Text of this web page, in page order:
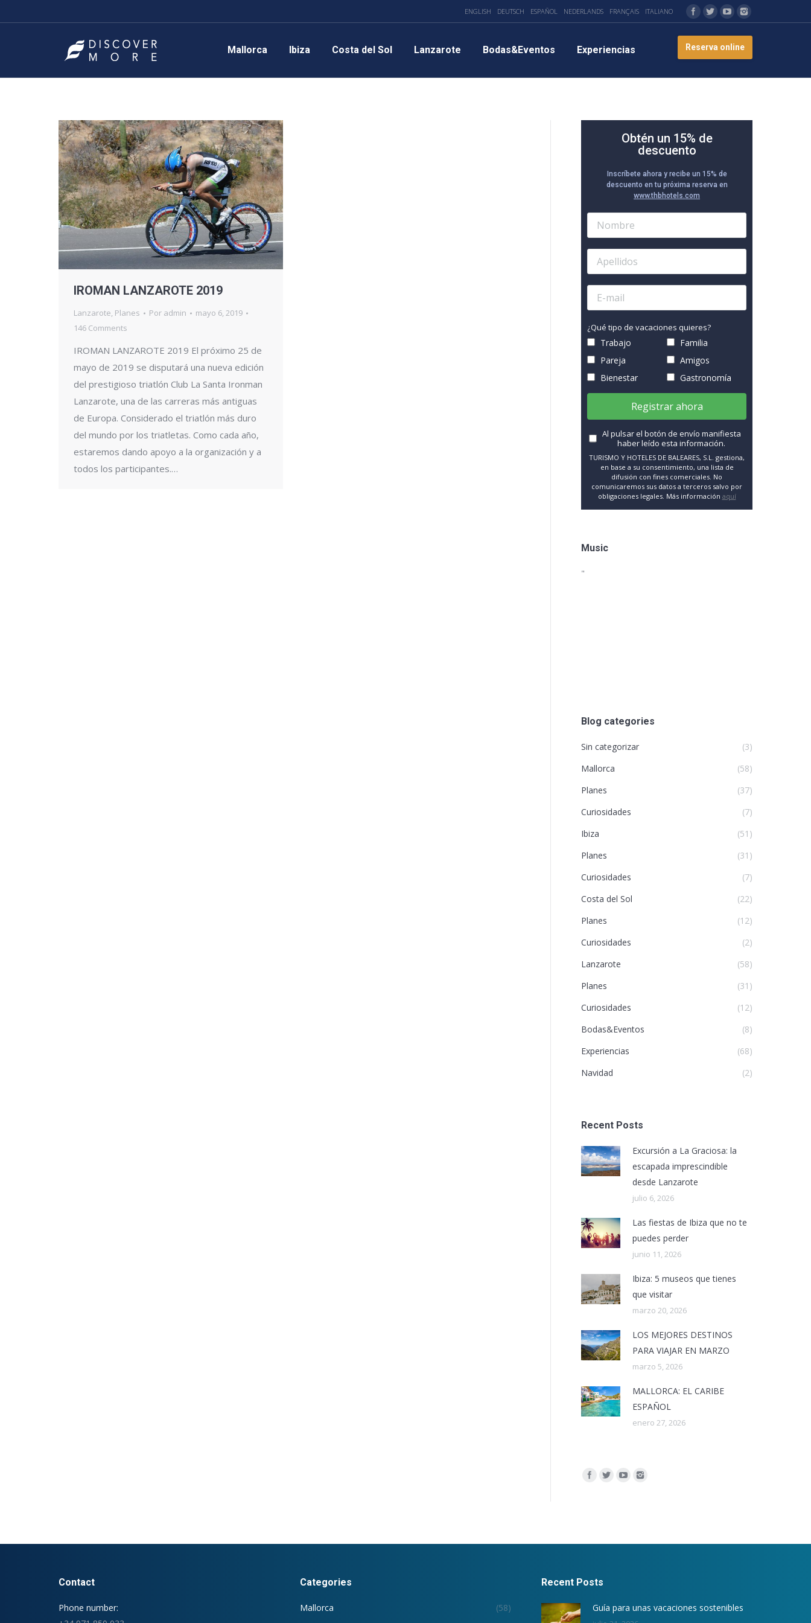
ENGLISH DEUTSCH ESPAÑOL NEDERLANDS FRANÇAIS ITALIANO
Mallorca Ibiza Costa del Sol Lanzarote Bodas&Eventos Experiencias Reserva online
IROMAN LANZAROTE 2019
Lanzarote, Planes Por admin
mayo 6, 2019
146 Comments
IROMAN LANZAROTE 2019 El próximo 25 de
mayo de 2019 se disputará una nueva edición
del prestigioso triatlón Club La Santa Ironman
Lanzarote, una de las carreras más antiguas
de Europa. Considerado el triatlón más duro
del mundo por los triatletas. Como cada año,
estaremos dando apoyo a la organización y a
todos los participantes.…
Obtén un 15% de
descuento
Inscríbete ahora y recibe un 15% de
descuento en tu próxima reserva en
www.thbhotels.com
¿Qué tipo de vacaciones quieres?
Trabajo
Familia
Pareja
Amigos
Bienestar
Gastronomía
Registrar ahora
Al pulsar el botón de envío manifiesta
haber leído esta información.
TURISMO Y HOTELES DE BALEARES, S.L. gestiona,
en base a su consentimiento, una lista de
difusión con fines comerciales. No
comunicaremos sus datos a terceros salvo por
obligaciones legales. Más información aquí
Music
"
Blog categories
Sin categorizar
(3)
Mallorca
(58)
Planes
(37)
Curiosidades
(7)
Ibiza
(51)
Planes
(31)
Curiosidades
(7)
Costa del Sol
(22)
Planes
(12)
Curiosidades
(2)
Lanzarote
(58)
Planes
(31)
Curiosidades
(12)
Bodas&Eventos
(8)
Experiencias
(68)
Navidad
(2)
Recent Posts
Excursión a La Graciosa: la
escapada imprescindible
desde Lanzarote
julio 6, 2026
Las fiestas de Ibiza que no te
puedes perder
junio 11, 2026
Ibiza: 5 museos que tienes
que visitar
marzo 20, 2026
LOS MEJORES DESTINOS
PARA VIAJAR EN MARZO
marzo 5, 2026
MALLORCA: EL CARIBE
ESPAÑOL
enero 27, 2026
Encuéntranos en:
Contact
Phone number:
Categories
Mallorca (58)
Recent Posts
Guía para unas vacaciones sostenibles